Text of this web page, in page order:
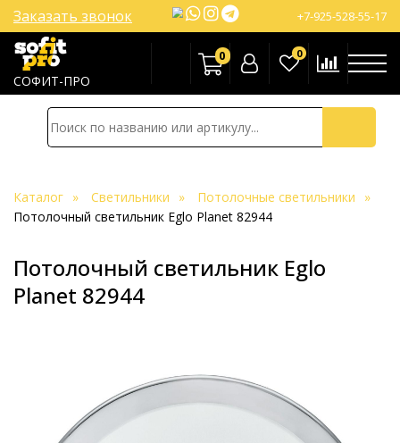
СОФИТ-ПРО
+7-925-528-55-17
Заказать звонок
0 0
Каталог Светильники
Потолочные светильники
Потолочный светильник Eglo Planet 82944
Потолочный светильник Eglo
Planet 82944